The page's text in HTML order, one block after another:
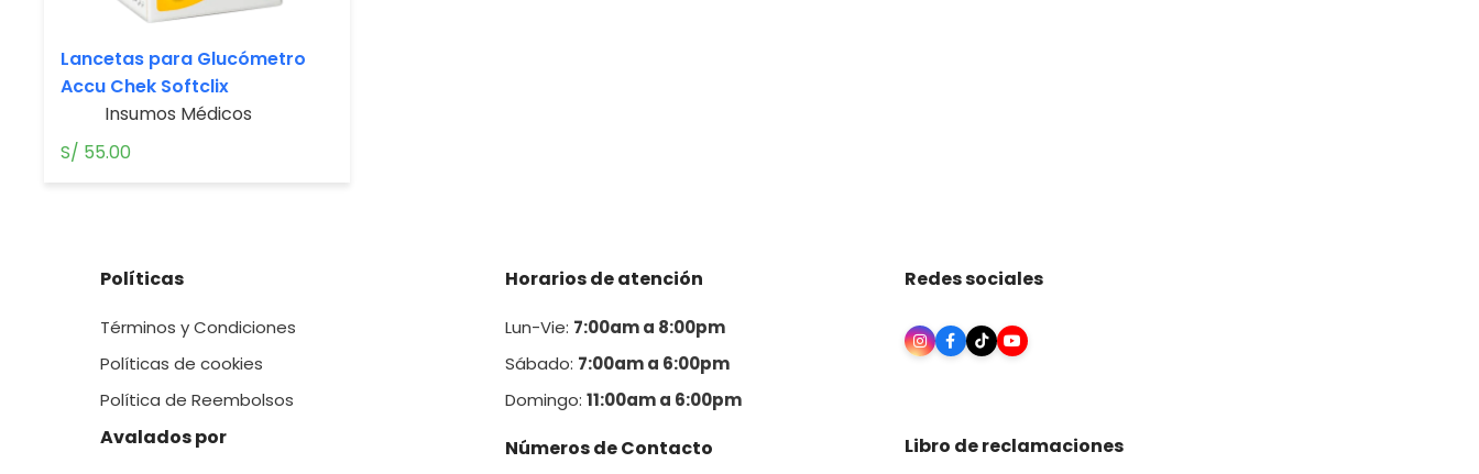
Lancetas para Glucómetro
Accu Chek Softclix
Insumos Médicos
S/ 55.00
Políticas
Términos y Condiciones
Políticas de cookies
Política de Reembolsos
Avalados por
Horarios de atención
Lun-Vie: 7:00am a 8:00pm
Sábado: 7:00am a 6:00pm
Domingo:11:00am a 6:00pm
Números de Contacto
Redes sociales
Libro de reclamaciones